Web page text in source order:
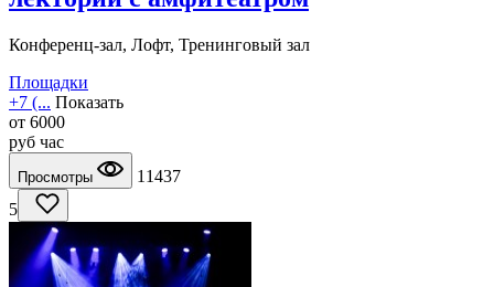
Конференц-зал, Лофт, Тренинговый зал
Площадки
+7 (... Показать
от 6000
руб час
Просмотры
11437
5